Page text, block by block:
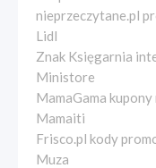
nieprzeczytane.pl
Lidl
Znak Księgarnia
Ministore
MamaGama
Mamaiti
Frisco.pl kody
Muza